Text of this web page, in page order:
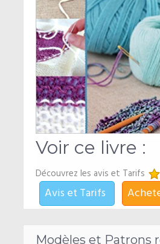
Voir ce livre :
Découvrez les avis et Tarifs
Avis et Tarifs
Modèles et Patrons